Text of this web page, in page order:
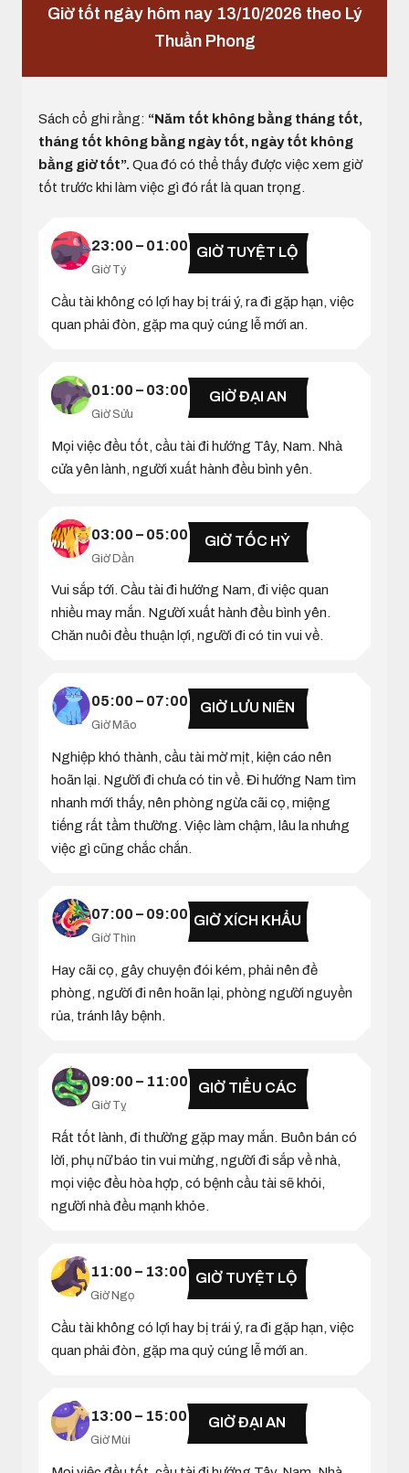
Giờ tốt ngày hôm nay 13/10/2026 theo Lý
Thuần Phong
Sách cổ ghi rằng: “Năm tốt không bằng tháng tốt,
tháng tốt không bằng ngày tốt, ngày tốt không
bằng giờ tốt”. Qua đó có thể thấy được việc xem giờ
tốt trước khi làm việc gì đó rất là quan trọng.
23:00 – 01:00
Giờ Tý
GIỜ TUYỆT LỘ
Cầu tài không có lợi hay bị trái ý, ra đi gặp hạn, việc
quan phải đòn, gặp ma quỷ cúng lễ mới an.
01:00 – 03:00
Giờ Sửu
GIỜ ĐẠI AN
Mọi việc đều tốt, cầu tài đi hướng Tây, Nam. Nhà
cửa yên lành, người xuất hành đều bình yên.
03:00 – 05:00
Giờ Dần
GIỜ TỐC HỶ
Vui sắp tới. Cầu tài đi hướng Nam, đi việc quan
nhiều may mắn. Người xuất hành đều bình yên.
Chăn nuôi đều thuận lợi, người đi có tin vui về.
05:00 – 07:00
Giờ Mão
GIỜ LƯU NIÊN
Nghiệp khó thành, cầu tài mờ mịt, kiện cáo nên
hoãn lại. Người đi chưa có tin về. Đi hướng Nam tìm
nhanh mới thấy, nên phòng ngừa cãi cọ, miệng
tiếng rất tầm thường. Việc làm chậm, lâu la nhưng
việc gì cũng chắc chắn.
07:00 – 09:00
Giờ Thìn
GIỜ XÍCH KHẨU
Hay cãi cọ, gây chuyện đói kém, phải nên đề
phòng, người đi nên hoãn lại, phòng người nguyền
rủa, tránh lây bệnh.
09:00 – 11:00
Giờ Tỵ
GIỜ TIỂU CÁC
Rất tốt lành, đi thường gặp may mắn. Buôn bán có
lời, phụ nữ báo tin vui mừng, người đi sắp về nhà,
mọi việc đều hòa hợp, có bệnh cầu tài sẽ khỏi,
người nhà đều mạnh khỏe.
11:00 – 13:00
Giờ Ngọ
GIỜ TUYỆT LỘ
Cầu tài không có lợi hay bị trái ý, ra đi gặp hạn, việc
quan phải đòn, gặp ma quỷ cúng lễ mới an.
13:00 – 15:00
Giờ Mùi
GIỜ ĐẠI AN